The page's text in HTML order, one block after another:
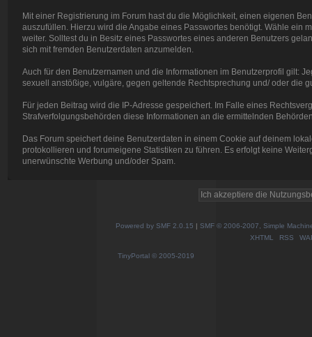
Mit einer Registrierung im Forum hast du die Möglichkeit, einen eigenen
auszufüllen. Hierzu wird die Angabe eines Passwortes benötigt. Wähle ein
weiter. Solltest du in Besitz eines Passwortes eines anderen Benutzers
sich mit fremden Benutzerdaten anzumelden.
Auch für den Benutzernamen und die Informationen im Benutzerprofil gilt:
sexuell anstößige, vulgäre, gegen geltende Rechtsprechung und/ oder die
Für jeden Beitrag wird die IP-Adresse gespeichert. Im Falle eines
Strafverfolgungsbehörden diese Informationen an die ermittelnden
Das Forum speichert deine Benutzerdaten in einem Cookie auf deinem
protokollieren und forumeigene Statistiken zu führen. Es erfolgt keine
unerwünschte Werbung und/oder Spam.
Powered by SMF 2.0.15 | SMF © 2006-2007, Simple
XHTML
RSS
TinyPortal © 2005-2019